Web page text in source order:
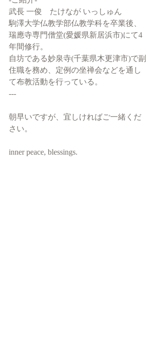
武長 一俊　たけなが いっしゅん
駒澤大学仏教学部仏教学科を卒業後、
瑞應寺専門僧堂(愛媛県新居浜市)にて4
年間修行。
自坊である妙泉寺(千葉県木更津市)で副
住職を務め、定例の坐禅会などを通し
て布教活動を行っている。
---
朝早いですが、宜しければご一緒くだ
さい。
inner peace, blessings.